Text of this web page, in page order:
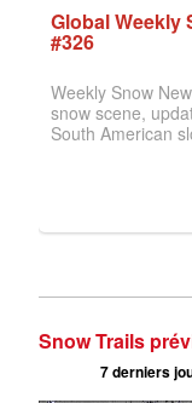
Snow Trails
7 derniers